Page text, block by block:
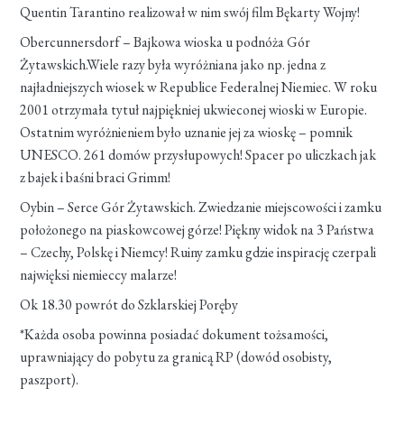
Quentin Tarantino realizował w nim swój film Bękarty Wojny!
Obercunnersdorf – Bajkowa wioska u podnóża Gór
Żytawskich.Wiele razy była wyróżniana jako np. jedna z
najładniejszych wiosek w Republice Federalnej Niemiec. W roku
2001 otrzymała tytuł najpiękniej ukwieconej wioski w Europie.
Ostatnim wyróżnieniem było uznanie jej za wioskę – pomnik
UNESCO. 261 domów przysłupowych! Spacer po uliczkach jak
z bajek i baśni braci Grimm!
Oybin – Serce Gór Żytawskich. Zwiedzanie miejscowości i zamku
położonego na piaskowcowej górze! Piękny widok na 3 Państwa
– Czechy, Polskę i Niemcy! Ruiny zamku gdzie inspirację czerpali
najwięksi niemieccy malarze!
Ok 18.30 powrót do Szklarskiej Poręby
*Każda osoba powinna posiadać dokument tożsamości,
uprawniający do pobytu za granicą RP (dowód osobisty,
paszport).